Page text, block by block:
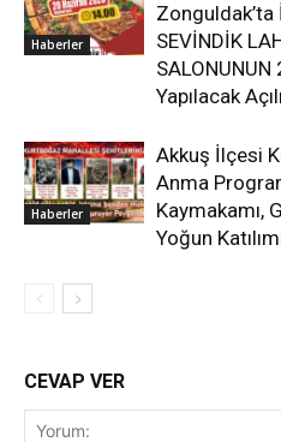
Haberler
Zonguldak’ta
SEVİNDİK
Yapılacak
Haberler
Akkuş İlçesi
Anma
Kaymakamı,
Yoğun
CEVAP VER